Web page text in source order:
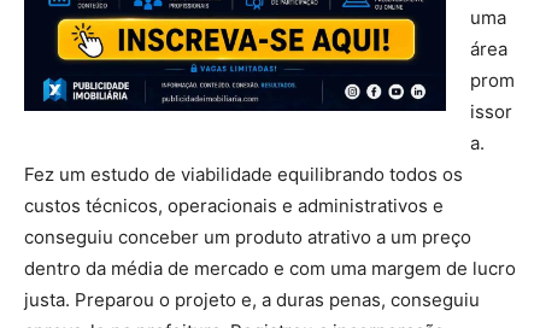
uma
área
prom
issor
a.
Fez um estudo de viabilidade equilibrando todos os
custos técnicos, operacionais e administrativos e
conseguiu conceber um produto atrativo a um preço
dentro da média de mercado e com uma margem de lucro
justa. Preparou o projeto e, a duras penas, conseguiu